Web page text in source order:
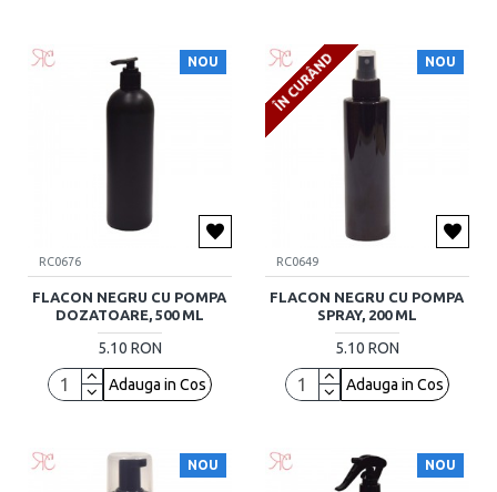
NOU
RC0676
FLACON NEGRU CU POMPA
DOZATOARE, 500 ML
5.10 RON
Adauga in Cos
NOU
ÎN CURÂND
RC0649
FLACON NEGRU CU POMPA
SPRAY, 200 ML
5.10 RON
Adauga in Cos
NOU NOU